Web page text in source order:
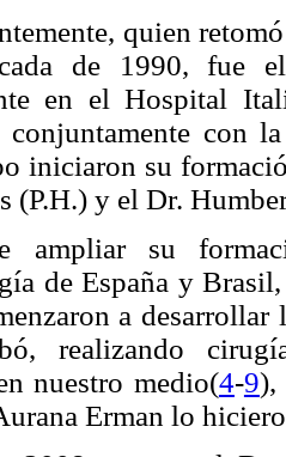
quien
de 1990, fue
en el Hospital
conjuntamente con
iniciaron su
(P.H.) y el Dr.
ampliar su
de España y
a
realizando
nuestro medio(4-9),
Erman lo